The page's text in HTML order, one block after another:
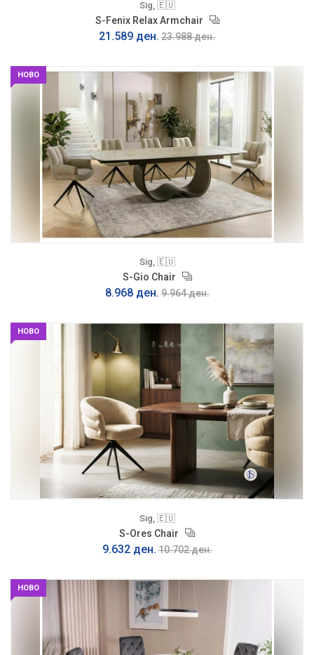
Sig, 🇪🇺
S-Fenix Relax Armchair
21.589 ден. 23.988 ден.
НОВО
Sig, 🇪🇺
S-Gio Chair
8.968 ден. 9.964 ден.
НОВО
Sig, 🇪🇺
S-Ores Chair
9.632 ден. 10.702 ден.
НОВО